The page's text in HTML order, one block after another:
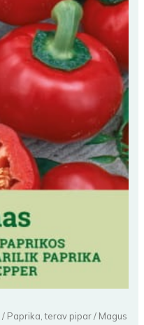
/ Paprika, terav pipar/ Magus